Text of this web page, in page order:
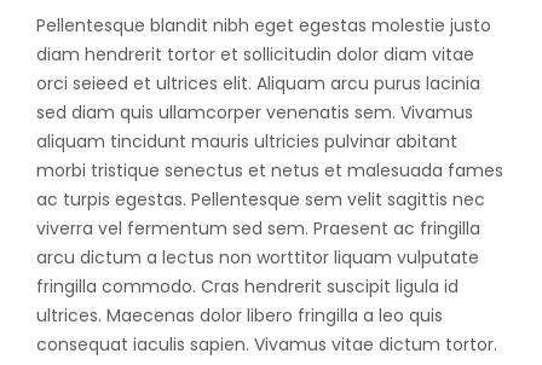
Pellentesque blandit nibh eget egestas molestie justo
diam hendrerit tortor et sollicitudin dolor diam vitae
orci seieed et ultrices elit. Aliquam arcu purus lacinia
sed diam quis ullamcorper venenatis sem. Vivamus
aliquam tincidunt mauris ultricies pulvinar abitant
morbi tristique senectus et netus et malesuada fames
ac turpis egestas. Pellentesque sem velit sagittis nec
viverra vel fermentum sed sem. Praesent ac fringilla
arcu dictum a lectus non worttitor liquam vulputate
fringilla commodo. Cras hendrerit suscipit ligula id
ultrices. Maecenas dolor libero fringilla a leo quis
consequat iaculis sapien. Vivamus vitae dictum tortor.